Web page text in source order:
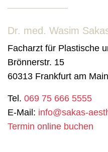
Dr. med. Wasim
Facharzt für Plastische
Brönnerstr. 15
60313 Frankfurt am Main
Tel. 069 75 666 5555
E-Mail: info@sakas-
Termin online buchen